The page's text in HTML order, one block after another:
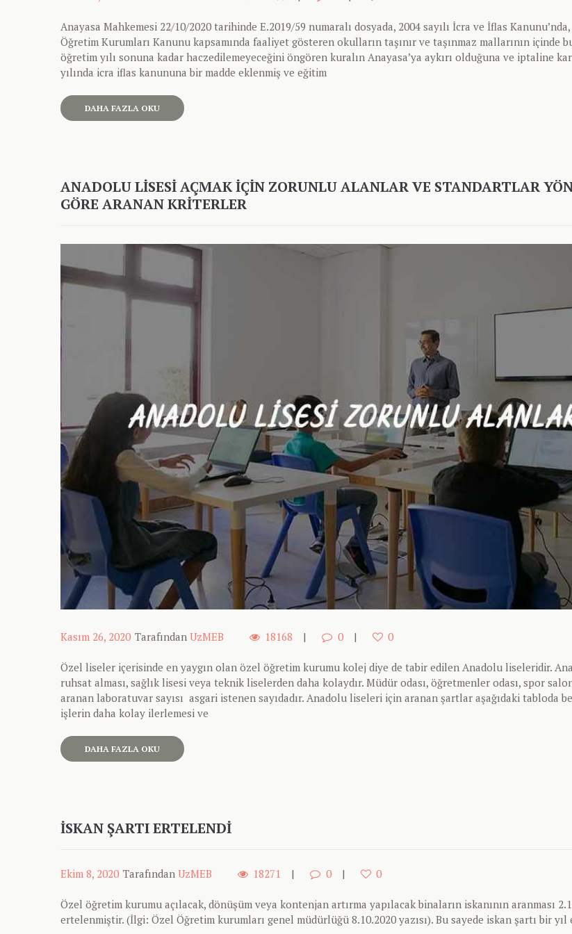
Anayasa Mahkemesi 22/10/2020 tarihinde E.2019/59 numaralı dosyada, 2004 sayılı İcra ve İflas Kanunu’nda,
Öğretim Kurumları Kanunu kapsamında faaliyet gösteren okulların taşınır ve taşınmaz mallarının içinde
öğretim yılı sonuna kadar haczedilemeyeceğini öngören kuralın Anayasa’ya aykırı olduğuna ve iptaline
yılında icra iflas kanununa bir madde eklenmiş ve eğitim
DAHA FAZLA OKU
ANADOLU LISESI AÇMAK İÇIN ZORUNLU ALANLAR VE STANDARTLAR
GÖRE ARANAN KRITERLER
Kasım 26, 2020 Tarafından UzMEB 18168 0 0
Özel liseler içerisinde en yaygın olan özel öğretim kurumu kolej diye de tabir edilen Anadolu liseleridir.
ruhsat alması, sağlık lisesi veya teknik liselerden daha kolaydır. Müdür odası, öğretmenler odası, spor
aranan laboratuvar sayısı asgari istenen sayıdadır. Anadolu liseleri için aranan şartlar aşağıdaki tabloda
işlerin daha kolay ilerlemesi ve
DAHA FAZLA OKU
İSKAN ŞARTI ERTELENDI
Ekim 8, 2020 Tarafından UzMEB 18271 0 0
Özel öğretim kurumu açılacak, dönüşüm veya kontenjan artırma yapılacak binaların iskanının aranması
ertelenmiştir. (İlgi: Özel Öğretim kurumları genel müdürlüğü 8.10.2020 yazısı). Bu sayede iskan şartı bir